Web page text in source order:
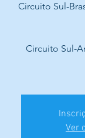
Circuito Sul-
Circuito Sul-
Ver